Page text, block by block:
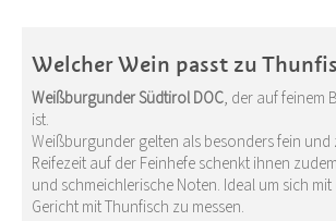
Welcher Wein passt zu
Weißburgunder Südtirol DOC, der auf feinem
ist.
Weißburgunder gelten als besonders fein und
Reifezeit auf der Feinhefe schenkt ihnen
und schmeichlerische Noten. Ideal um sich
Gericht mit Thunfisch zu messen.